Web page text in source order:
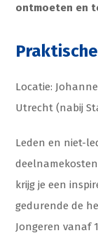
ontmoeten en
Locatie:
Utrecht (nabij
Leden en niet-
krijg je een
gedurende de
Jongeren vanaf